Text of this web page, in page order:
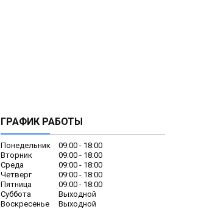
ГРАФИК РАБОТЫ
Понедельник 09:00
18:00
Вторник
09:00
18:00
Среда
09:00
18:00
Четверг
09:00
18:00
Пятница
09:00
18:00
Суббота
Выходной
Воскресенье
Выходной